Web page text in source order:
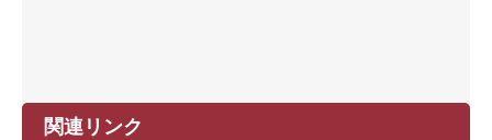
関連リンク